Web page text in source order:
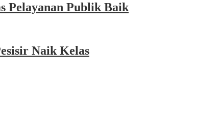
Pelayanan Publik Baik
Naik Kelas